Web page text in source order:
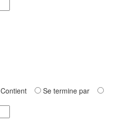
Contient
Se termine par